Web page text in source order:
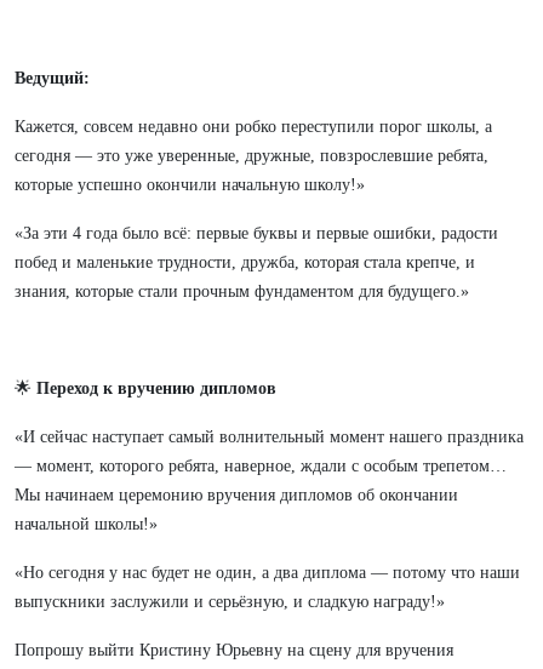
Ведущий:
Кажется, совсем недавно они робко переступили порог школы, а
сегодня — это уже уверенные, дружные, повзрослевшие ребята,
которые успешно окончили начальную школу!»
«За эти 4 года было всё: первые буквы и первые ошибки, радости
побед и маленькие трудности, дружба, которая стала крепче, и
знания, которые стали прочным фундаментом для будущего.»
🌟 Переход к вручению дипломов
«И сейчас наступает самый волнительный момент нашего праздника
— момент, которого ребята, наверное, ждали с особым трепетом…
Мы начинаем церемонию вручения дипломов об окончании
начальной школы!»
«Но сегодня у нас будет не один, а два диплома — потому что наши
выпускники заслужили и серьёзную, и сладкую награду!»
Попрошу выйти Кристину Юрьевну на сцену для вручения